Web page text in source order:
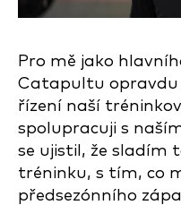
Pro mě jako
Catapultu opravdu
řízení naší
spolupracuji s
se ujistil, že sladím
tréninku, s tím, co
předsezónního